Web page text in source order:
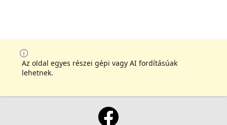
Az oldal egyes részei gépi vagy AI fordításúak
lehetnek.